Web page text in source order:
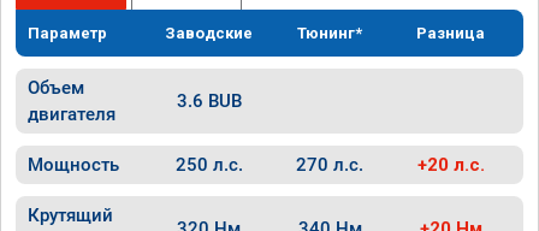
Параметр Заводские Тюнинг* Разница
Объем
двигателя
3.6 BUB
Мощность 250 л.с. 270 л.с. +20 л.с.
Крутящий